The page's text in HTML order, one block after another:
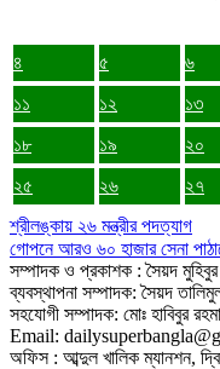
৪
৫ ৬
১১
১২ ১৩
১৮
১৯ ২০
২৫
২৬ ২৭
শ্রীলঙ্কায় ২৬ মন্ত্রীর পদত্যাগ
গোপনে আরও ৬০ হাজার সেনা
সম্পাদক ও প্রকাশক : সৈয়দ মুহিবুর
ব্যবস্থাপনা সম্পাদক: সৈয়দ
সহযোগী সম্পাদক: মোঃ হাবিবুর
Email:
অফিস : আব্দুল খালিক ম্যানশন,